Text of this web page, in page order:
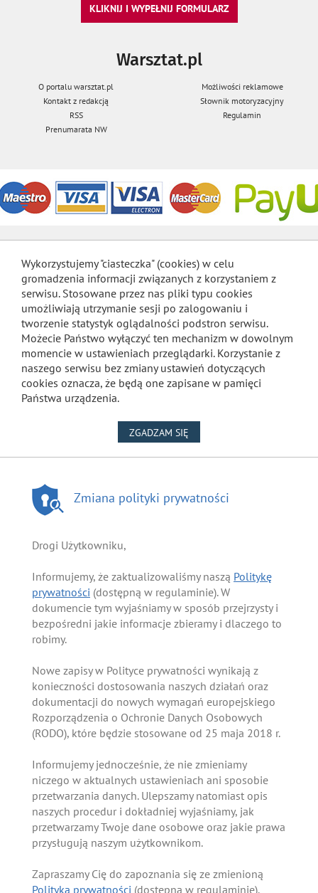
KLIKNIJ I WYPEŁNIJ FORMULARZ
Warsztat.pl
O portalu warsztat.pl
Możliwości reklamowe
Kontakt z redakcją
Słownik motoryzacyjny
RSS
Regulamin
Prenumarata NW
Wykorzystujemy "ciasteczka" (cookies) w celu
gromadzenia informacji związanych z korzystaniem z
serwisu. Stosowane przez nas pliki typu cookies
umożliwiają utrzymanie sesji po zalogowaniu i
tworzenie statystyk oglądalności podstron serwisu.
Możecie Państwo wyłączyć ten mechanizm w dowolnym
momencie w ustawieniach przeglądarki. Korzystanie z
naszego serwisu bez zmiany ustawień dotyczących
cookies oznacza, że będą one zapisane w pamięci
Państwa urządzenia.
ZGADZAM SIĘ
Zmiana polityki prywatności
Drogi Użytkowniku,
Informujemy, że zaktualizowaliśmy naszą Politykę
prywatności (dostępną w regulaminie). W
dokumencie tym wyjaśniamy w sposób przejrzysty i
bezpośredni jakie informacje zbieramy i dlaczego to
robimy.
Nowe zapisy w Polityce prywatności wynikają z
konieczności dostosowania naszych działań oraz
dokumentacji do nowych wymagań europejskiego
Rozporządzenia o Ochronie Danych Osobowych
(RODO), które będzie stosowane od 25 maja 2018 r.
Informujemy jednocześnie, że nie zmieniamy
niczego w aktualnych ustawieniach ani sposobie
przetwarzania danych. Ulepszamy natomiast opis
naszych procedur i dokładniej wyjaśniamy, jak
przetwarzamy Twoje dane osobowe oraz jakie prawa
przysługują naszym użytkownikom.
Zapraszamy Cię do zapoznania się ze zmienioną
Polityką prywatności (dostępną w regulaminie).